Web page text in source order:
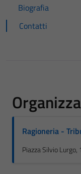
Biografia
Contatti
Ragioneria -
Piazza Silvio Lurgo,